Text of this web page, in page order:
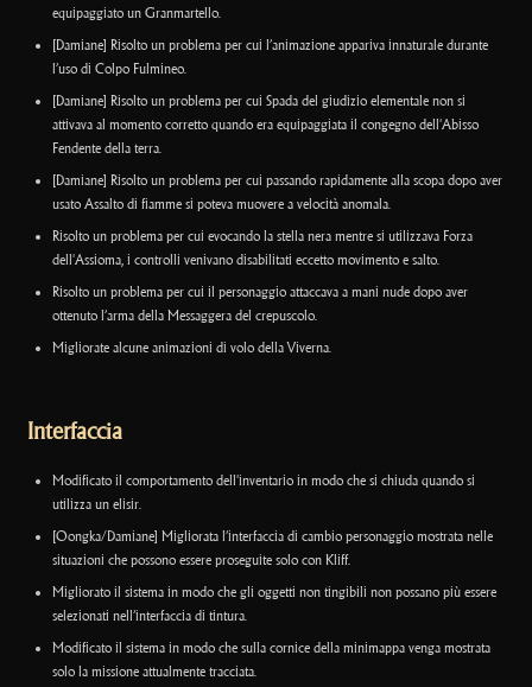
equipaggiato un Granmartello.
[Damiane] Risolto un problema per cui l’animazione appariva innaturale durante
l’uso di Colpo Fulmineo.
[Damiane] Risolto un problema per cui Spada del giudizio elementale non si
attivava al momento corretto quando era equipaggiata il congegno dell'Abisso
Fendente della terra.
[Damiane] Risolto un problema per cui passando rapidamente alla scopa dopo aver
usato Assalto di fiamme si poteva muovere a velocità anomala.
Risolto un problema per cui evocando la stella nera mentre si utilizzava Forza
dell'Assioma, i controlli venivano disabilitati eccetto movimento e salto.
Risolto un problema per cui il personaggio attaccava a mani nude dopo aver
ottenuto l’arma della Messaggera del crepuscolo.
Migliorate alcune animazioni di volo della Viverna.
Interfaccia
Modificato il comportamento dell'inventario in modo che si chiuda quando si
utilizza un elisir.
[Oongka/Damiane] Migliorata l’interfaccia di cambio personaggio mostrata nelle
situazioni che possono essere proseguite solo con Kliff.
Migliorato il sistema in modo che gli oggetti non tingibili non possano più essere
selezionati nell’interfaccia di tintura.
Modificato il sistema in modo che sulla cornice della minimappa venga mostrata
solo la missione attualmente tracciata.